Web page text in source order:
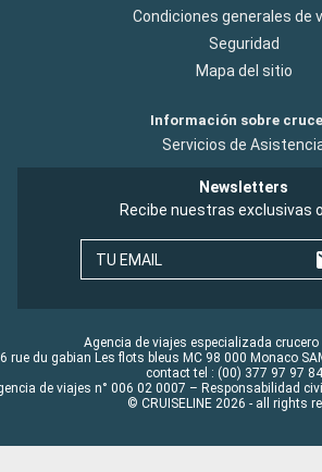
Condiciones generales de
Seguridad
Mapa del sitio
Información sobre
Servicios de
Newsletters
Recibe nuestras exclusivas
TU EMAIL
Agencia de viajes especializada crucero
rue du gabian Les flots bleus MC 98 000 Monaco
contact tel : (00) 377 97 97
de viajes n° 006 02 0007 – Responsabilidad
© CRUISELINE 2026 - all rights